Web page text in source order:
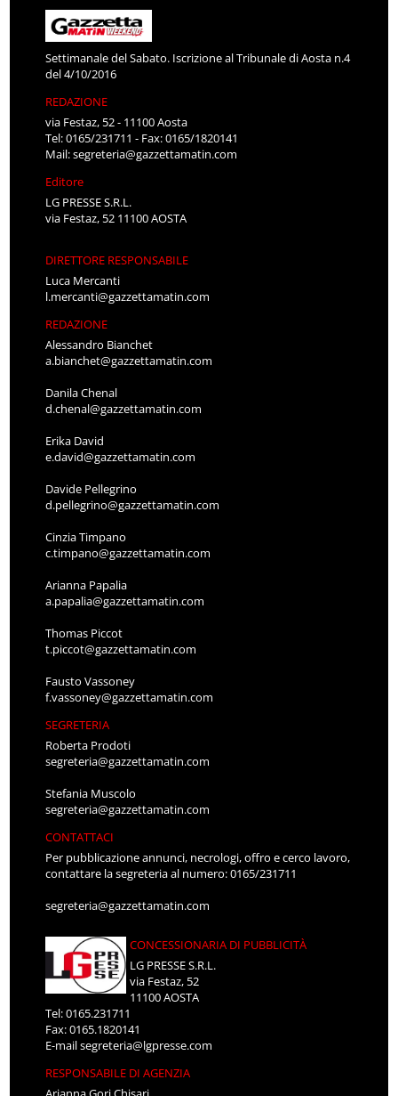
Settimanale del Sabato. Iscrizione al Tribunale di Aosta n.4
del 4/10/2016
REDAZIONE
via Festaz, 52 - 11100 Aosta
Tel: 0165/231711 - Fax: 0165/1820141
Mail:segreteria@gazzettamatin.com
Editore
LG PRESSE S.R.L.
via Festaz, 52 11100 AOSTA
DIRETTORE RESPONSABILE
Luca Mercanti
l.mercanti@gazzettamatin.com
REDAZIONE
Alessandro Bianchet
a.bianchet@gazzettamatin.com
Danila Chenal
d.chenal@gazzettamatin.com
Erika David
e.david@gazzettamatin.com
Davide Pellegrino
d.pellegrino@gazzettamatin.com
Cinzia Timpano
c.timpano@gazzettamatin.com
Arianna Papalia
a.papalia@gazzettamatin.com
Thomas Piccot
t.piccot@gazzettamatin.com
Fausto Vassoney
f.vassoney@gazzettamatin.com
SEGRETERIA
Roberta Prodoti
segreteria@gazzettamatin.com
Stefania Muscolo
segreteria@gazzettamatin.com
CONTATTACI
Per pubblicazione annunci, necrologi, offro e cerco lavoro,
contattare la segreteria al numero: 0165/231711
segreteria@gazzettamatin.com
CONCESSIONARIA DI PUBBLICITÀ
LG PRESSE S.R.L.
via Festaz, 52
11100 AOSTA
Tel: 0165.231711
Fax: 0165.1820141
E-mailsegreteria@lgpresse.com
RESPONSABILE DI AGENZIA